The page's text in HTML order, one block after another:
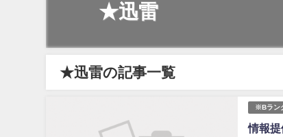
★迅雷
★迅雷の記事一覧
※Bラン
情報